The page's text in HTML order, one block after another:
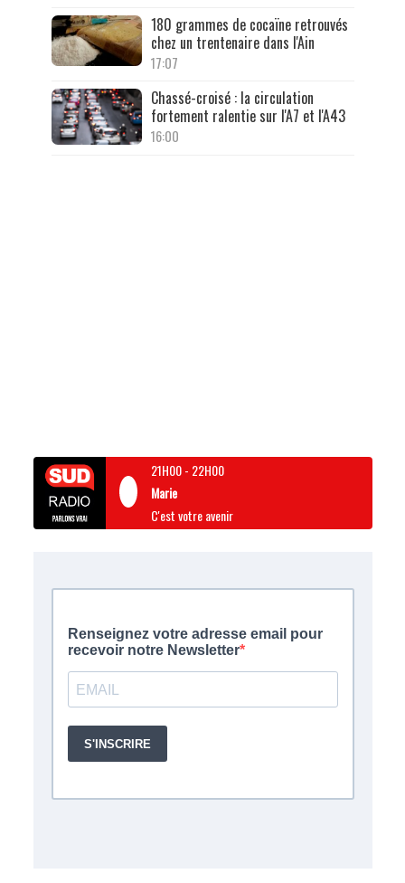
180 grammes de cocaïne retrouvés
chez un trentenaire dans l'Ain
17:07
Chassé-croisé : la circulation
fortement ralentie sur l'A7 et l'A43
16:00
21H00- 22H00
Marie
C'est votre avenir